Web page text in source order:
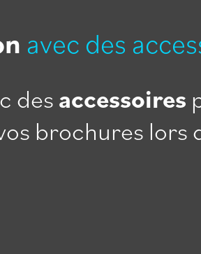
avec des
des accessoires
brochures lors